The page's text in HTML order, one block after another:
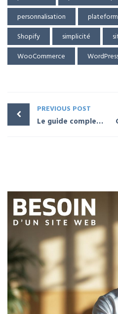
personnalisation
Shopify
simplicité
WooCommerce
PREVIOUS POST
Le guide complet pour comprendre Gutenberg sur WordPress